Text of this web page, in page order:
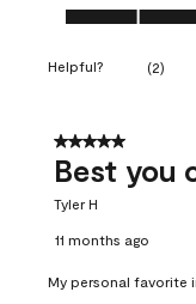
Ease of
Helpful? (2)
5 out of 5 stars.
Best you
Tyler H
11 months ago
My personal favorite